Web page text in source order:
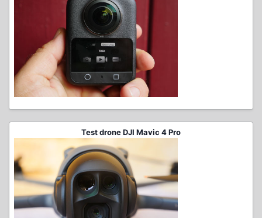
Test drone DJI Mavic 4 Pro